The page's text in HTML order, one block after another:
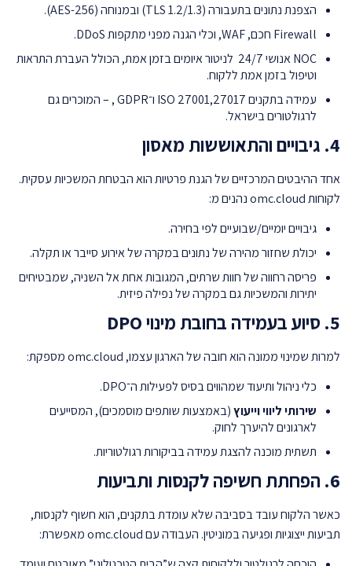
הצפנת נתונים בתעבורה (TLS 1.2/1.3) ובמנוחה (AES-256).
Firewall חכם, WAF, וכלי הגנה מפני מתקפות DDoS.
NOC אנושי 24/7 לניטור איומים בזמן אמת, הכולל העברת התראות
וטיפול בזמן אמת ללקוח.
עמידה בתקנים ISO 27001,27017 ו־GDPR , – המוכרים גם
לרגולטורים בישראל.
4. גיבויים והתאוששות מאסון
אחד ההיבטים המרכזיים של הגנת פרטיות הוא הבטחת המשכיות עסקית.
לקוחות omc.cloud נהנים מ:
גיבויים יומיים/שבועיים לפי בחירה.
יכולת שחזור מהירה של נתונים במקרה של אירוע סייבר או תקלה.
פריסה רחווה של חוות שרתים, המגובות אחת אל השניה, שמבטיחים
יתירות והמשכיות גם במקרה של נפילה פיזית.
5. סיוע בעמידה בחובת מינוי DPO
למרות שמינוי ממונה הוא חובה של הארגון עצמו, omc.cloud מספקת:
כלי ניהול ותיעוד שמהווים בסיס לפעילות ה־DPO.
שירותי ליווי וייעוץ(באמצעות שותפים מוסמכים), המסייעים
לארגונים להיערך לחוק.
תשתית מוכנה להצגת עמידה בביקורות רגולטוריות.
6. הפחתת חשיפה לקנסות ותביעות
כאשר הלקוח עובד בסביבה שלא עומדת בתקנים, הוא חשוף לקנסות,
תביעות ייצוגיות ופגיעה במוניטין. העבודה עם omc.cloud מאפשרת: